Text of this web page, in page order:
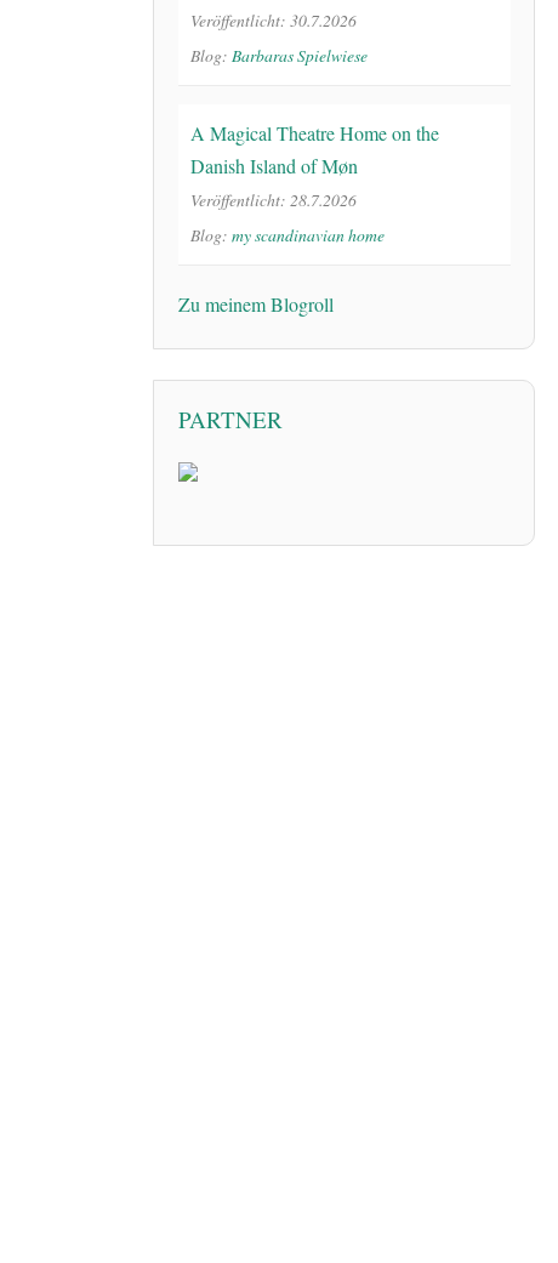
Veröffentlicht: 30.7.2026
Blog: Barbaras Spielwiese
A Magical Theatre Home on the
Danish Island of Møn
Veröffentlicht: 28.7.2026
Blog: my scandinavian home
Zu meinem Blogroll
PARTNER